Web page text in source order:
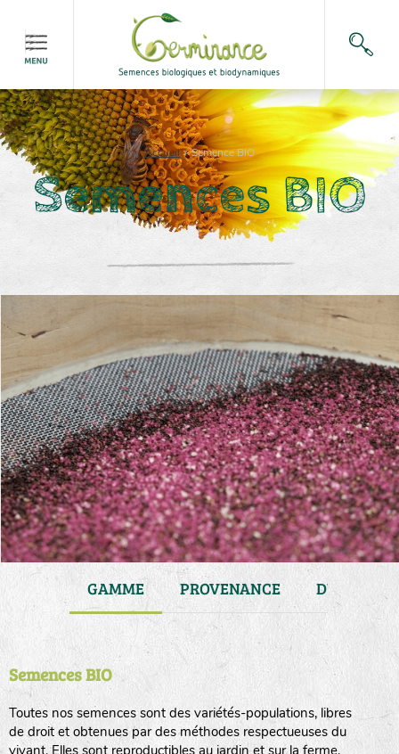
Accueil>Semence BIO
Semences BIO
GAMME PROVENANCE DURÉE DE
Semences BIO
Toutes nos semences sont des variétés-populations, libres
de droit et obtenues par des méthodes respectueuses du
vivant. Elles sont reproductibles au jardin et sur la ferme.